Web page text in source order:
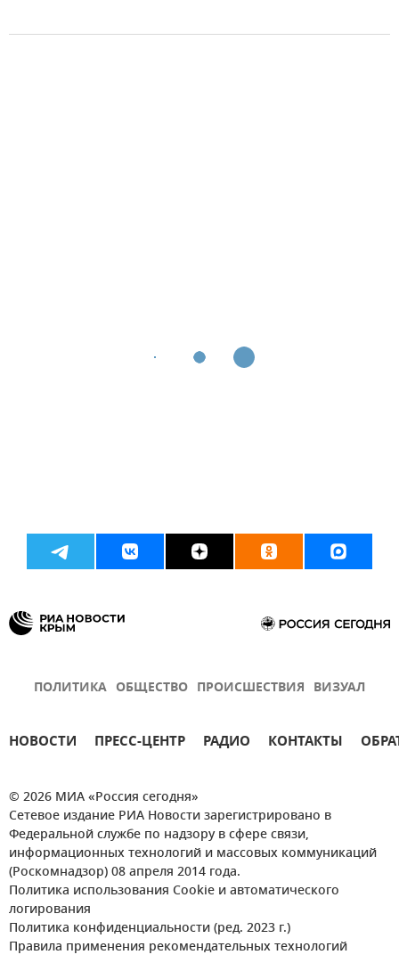
ПОЛИТИКА ОБЩЕСТВО ПРОИСШЕСТВИЯ ВИЗУАЛ
НОВОСТИ ПРЕСС-ЦЕНТР РАДИО КОНТАКТЫ
© 2026 МИА «Россия сегодня»
Сетевое издание РИА Новости зарегистрировано в
Федеральной службе по надзору в сфере связи,
информационных технологий и массовых коммуникаций
(Роскомнадзор) 08 апреля 2014 года.
Политика использования Cookie и автоматического
логирования
Политика конфиденциальности (ред. 2023 г.)
Правила применения рекомендательных технологий